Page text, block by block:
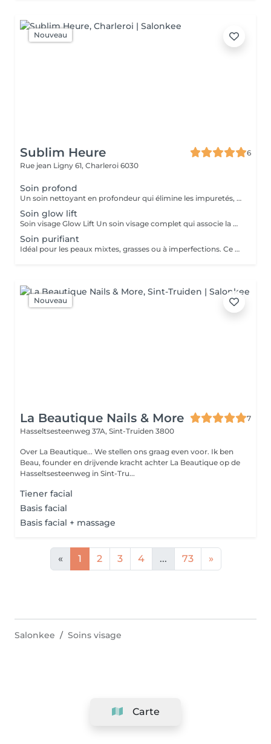
Nouveau
Sublim Heure
6
Rue jean Ligny 61, Charleroi 6030
Soin profond
Un soin nettoyant en profondeur qui élimine les impuretés, l'excès de sébum et les cellules mortes. Il laisse la peau nette, fraîche, lumineuse et parfaitement préparée à recevoir les soins.
Soin glow lift
Soin visage Glow Lift Un soin visage complet qui associe la madérothérapie et un massage aux sphères de verre rafraîchies pour révéler l'éclat naturel de la peau, favoriser le drainage et offrir un véritable moment de détente. Les bienfaits : Illumine le teint Tonifie les traits Favorise le drainage Apaise et rafraîchit la peau Procure une sensation de bien-être Du 18 août au 18 septembre 50€ au lieu de 60€
Soin purifiant
Idéal pour les peaux mixtes, grasses ou à imperfections. Ce soin aide à réguler l'excès de sébum, désobstruer les pores et réduire les imperfections pour retrouver une peau plus saine et équilibrée.
Nouveau
La Beautique Nails & More
7
Hasseltsesteenweg 37A, Sint-Truiden 3800
Over La Beautique... We stellen ons graag even voor. Ik ben
Beau, founder en drijvende kracht achter La Beautique op de
Hasseltsesteenweg in Sint-Tru...
Tiener facial
Basis facial
Basis facial + massage
« 1 2 3 4 ... 73 »
Carte
Salonkee Soins visage